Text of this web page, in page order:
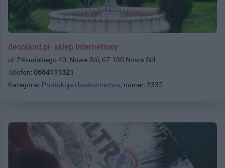
decoland.pl- sklep internetowy
ul. Piłsudskiego 40, Nowa Sól, 67-100 Nowa Sól
Telefon: 0684111321
Kategoria: Produkcja i budownictwo, numer: 2335